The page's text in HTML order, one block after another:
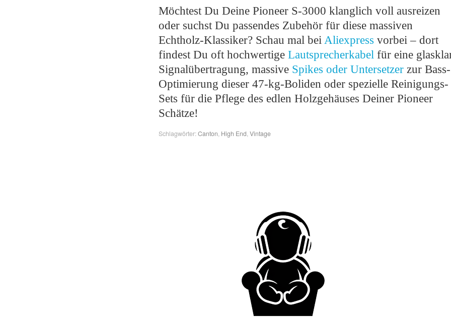
Möchtest Du Deine Pioneer S-3000 klanglich voll ausreizen
oder suchst Du passendes Zubehör für diese massiven
Echtholz-Klassiker? Schau mal bei Aliexpress vorbei – dort
findest Du oft hochwertige Lautsprecherkabel für eine
Signalübertragung, massive Spikes oder Untersetzerzur Bass-
Optimierung dieser 47-kg-Boliden oder spezielle Reinigungs-
Sets für die Pflege des edlen Holzgehäuses Deiner Pioneer
Schätze!
Schlagwörter:Canton High End Vintage